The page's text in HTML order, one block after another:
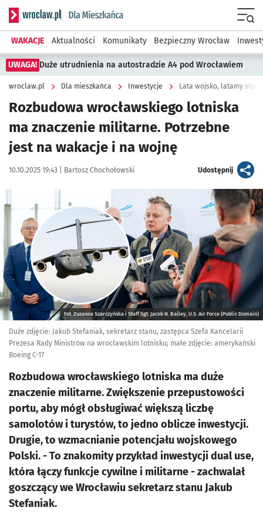
Serwis informacyjny wroclaw.pl podserwis: Dla mieszkańca
WAKACJE Aktualności Komunikaty Bezpieczny Wrocław
UWAGA! Duże utrudnienia na autostradzie A4 pod Wrocławiem
wroclaw.pl Dla mieszkańca Inwestycje Lata wojsko, latamy stąd
Rozbudowa wrocławskiego lotniska
ma znaczenie militarne. Potrzebne
jest na wakacje i na wojnę
Data publikacji:
10.10.2025 19:43 | Autor:
Bartosz Chochołowski Udostępnijartykuł
Fot. Zuzanna Szarczyńska i Staff Sgt. Jacob N. Bailey, U.S. Air Force (Public Domain)
Duże zdjęcie: Jakub Stefaniak, sekretarz stanu, zastępca Szefa Kancelarii
Prezesa Rady Ministrów na wrocławskim lotnisku; małe zdjęcie: amerykański
Boeing C-17
Rozbudowa wrocławskiego lotniska ma duże
znaczenie militarne. Zwiększenie przepustowości
portu, aby mógł obsługiwać większą liczbę
samolotów i turystów, to jedno oblicze inwestycji.
Drugie, to wzmacnianie potencjału wojskowego
Polski. - To znakomity przykład inwestycji dual use,
która łączy funkcje cywilne i militarne - zachwalał
goszczący we Wrocławiu sekretarz stanu Jakub
Stefaniak.